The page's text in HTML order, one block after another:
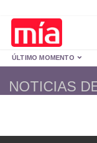
ÚLTIMO MOMENTO
NOTICIAS